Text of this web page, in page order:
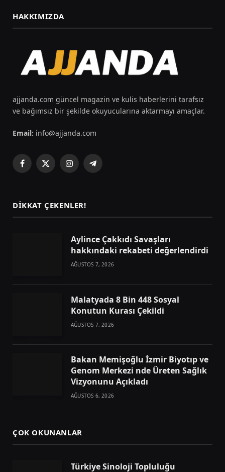
HAKKIMIZDA
ajjanda.com güncel magazin ve kulis haberlerini tarafsız
ve bağımsız bir şekilde okuyucularına aktarmayı amaçlar.
Email: info@ajjanda.com
Facebook
X
InstagramTelegram
DIKKAT ÇEKENLER!
Aylince Çakkıdı Savaşları
hakkındaki rekabeti değerlendirdi
AĞUSTOS 7, 2026
Malatyada 8 Bin 448 Sosyal
Konutun Kurası Çekildi
AĞUSTOS 7, 2026
Bakan Memişoğlu İzmir Biyotıp ve
Genom Merkezi nde Üreten Sağlık
Vizyonunu Açıkladı
AĞUSTOS 6, 2026
ÇOK OKUNANLAR
Türkiye Sinoloji Topluluğu